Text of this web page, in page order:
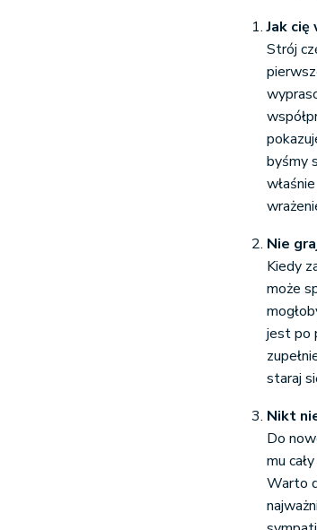
Jak
Strój
byśmy
Nie
Kiedy
może
jest po
staraj
Nikt
Do
mu
Warto